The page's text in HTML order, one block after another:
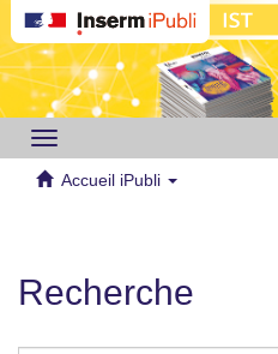
Toggle
navigation
Accueil iPubli
Recherche